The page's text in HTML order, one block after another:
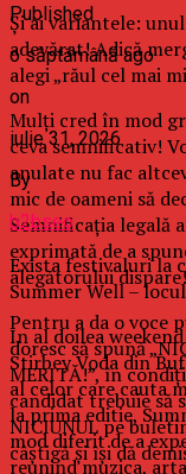
Și ai variantele:
adevărat! Adică
alegi „răul cel mai
Mulți cred în mod
ceva semnificativ!
anulate nu fac
mic de oameni să
Semnificația legală
exprimată de a
alegătorului
Pentru a da o voce
doresc să spună
MERITĂ!”, în
candidat trebuie să
NICIUNUL pe
câștigă și își dă
Published
o săptămână ago
on
iulie 31, 2026
By
b2bseo
Exista festivaluri la
Summer Well –
In al doilea
Stirbey Voda din
al celor care cauta
la prima editie,
mod diferit de a
reunind muzica,